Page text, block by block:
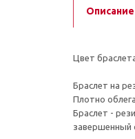
Описание
Цвет
Браслет на
Плотно
Браслет -
завершенный